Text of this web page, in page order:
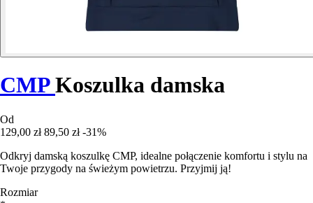
CMPKoszulka damska
Od
129,00 zł 89,50 zł -31%
Odkryj damską koszulkę CMP, idealne połączenie komfortu i stylu na
Twoje przygody na świeżym powietrzu. Przyjmij ją!
Rozmiar